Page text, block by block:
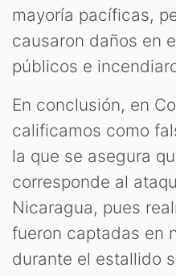
mayoría pacíficas,
causaron daños en
públicos e
En conclusión, en
calificamos como
la que se asegura
corresponde al
Nicaragua, pues
fueron captadas en
durante el estallido